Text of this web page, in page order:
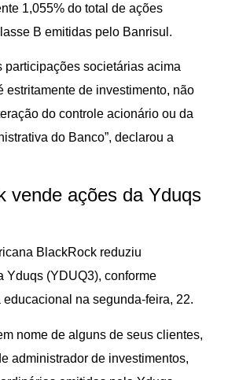
1,055% do total de ações
B emitidas pelo Banrisul.
participações societárias acima
estritamente de investimento, não
do controle acionário ou da
do Banco”, declarou a
vende ações da Yduqs
BlackRock reduziu
Yduqs (YDUQ3), conforme
na segunda-feira, 22.
nome de alguns de seus clientes,
administrador de investimentos,